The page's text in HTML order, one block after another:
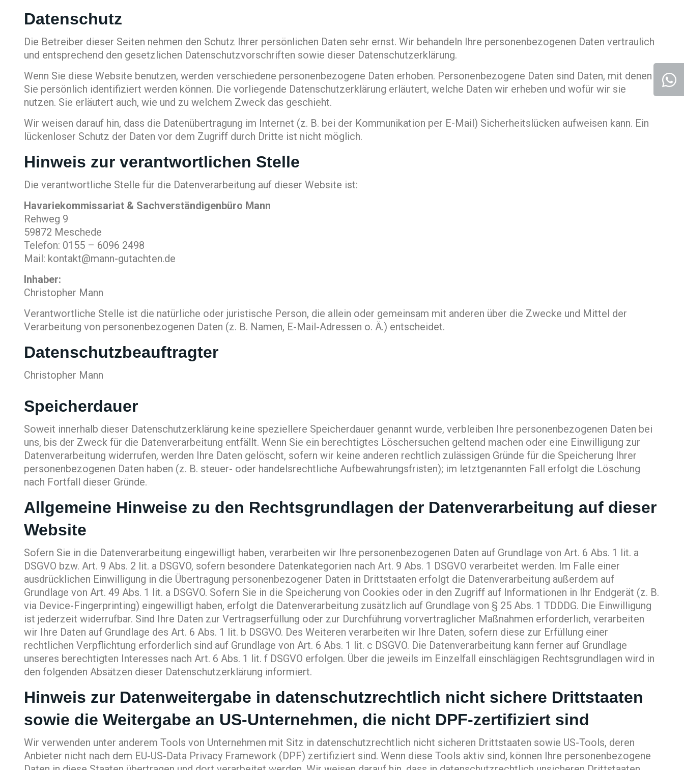
Datenschutz
Die Betreiber dieser Seiten nehmen den Schutz Ihrer persönlichen Daten sehr ernst. Wir behandeln Ihre personenbezogenen Daten vertraulich
und entsprechend den gesetzlichen Datenschutzvorschriften sowie dieser Datenschutzerklärung.
Wenn Sie diese Website benutzen, werden verschiedene personenbezogene Daten erhoben. Personenbezogene Daten sind Daten, mit denen
Sie persönlich identifiziert werden können. Die vorliegende Datenschutzerklärung erläutert, welche Daten wir erheben und wofür wir sie
nutzen. Sie erläutert auch, wie und zu welchem Zweck das geschieht.
Wir weisen darauf hin, dass die Datenübertragung im Internet (z. B. bei der Kommunikation per E-Mail) Sicherheitslücken aufweisen kann. Ein
lückenloser Schutz der Daten vor dem Zugriff durch Dritte ist nicht möglich.
Hinweis zur verantwortlichen Stelle
Die verantwortliche Stelle für die Datenverarbeitung auf dieser Website ist:
Havariekommissariat & Sachverständigenbüro Mann
Rehweg 9
59872 Meschede
Telefon: 0155 – 6096 2498
Mail: kontakt@mann-gutachten.de
Inhaber:
Christopher Mann
Verantwortliche Stelle ist die natürliche oder juristische Person, die allein oder gemeinsam mit anderen über die Zwecke und Mittel der
Verarbeitung von personenbezogenen Daten (z. B. Namen, E-Mail-Adressen o. Ä.) entscheidet.
Datenschutzbeauftragter
Christopher Mann
Speicherdauer
Soweit innerhalb dieser Datenschutzerklärung keine speziellere Speicherdauer genannt wurde, verbleiben Ihre personenbezogenen Daten bei
uns, bis der Zweck für die Datenverarbeitung entfällt. Wenn Sie ein berechtigtes Löschersuchen geltend machen oder eine Einwilligung zur
Datenverarbeitung widerrufen, werden Ihre Daten gelöscht, sofern wir keine anderen rechtlich zulässigen Gründe für die Speicherung Ihrer
personenbezogenen Daten haben (z. B. steuer- oder handelsrechtliche Aufbewahrungsfristen); im letztgenannten Fall erfolgt die Löschung
nach Fortfall dieser Gründe.
Allgemeine Hinweise zu den Rechtsgrundlagen der Datenverarbeitung auf dieser
Website
Sofern Sie in die Datenverarbeitung eingewilligt haben, verarbeiten wir Ihre personenbezogenen Daten auf Grundlage von Art. 6 Abs. 1 lit. a
DSGVO bzw. Art. 9 Abs. 2 lit. a DSGVO, sofern besondere Datenkategorien nach Art. 9 Abs. 1 DSGVO verarbeitet werden. Im Falle einer
ausdrücklichen Einwilligung in die Übertragung personenbezogener Daten in Drittstaaten erfolgt die Datenverarbeitung außerdem auf
Grundlage von Art. 49 Abs. 1 lit. a DSGVO. Sofern Sie in die Speicherung von Cookies oder in den Zugriff auf Informationen in Ihr Endgerät (z. B.
via Device-Fingerprinting) eingewilligt haben, erfolgt die Datenverarbeitung zusätzlich auf Grundlage von § 25 Abs. 1 TDDDG. Die Einwilligung
ist jederzeit widerrufbar. Sind Ihre Daten zur Vertragserfüllung oder zur Durchführung vorvertraglicher Maßnahmen erforderlich, verarbeiten
wir Ihre Daten auf Grundlage des Art. 6 Abs. 1 lit. b DSGVO. Des Weiteren verarbeiten wir Ihre Daten, sofern diese zur Erfüllung einer
rechtlichen Verpflichtung erforderlich sind auf Grundlage von Art. 6 Abs. 1 lit. c DSGVO. Die Datenverarbeitung kann ferner auf Grundlage
unseres berechtigten Interesses nach Art. 6 Abs. 1 lit. f DSGVO erfolgen. Über die jeweils im Einzelfall einschlägigen Rechtsgrundlagen wird in
den folgenden Absätzen dieser Datenschutzerklärung informiert.
Hinweis zur Datenweitergabe in datenschutzrechtlich nicht sichere Drittstaaten
sowie die Weitergabe an US-Unternehmen, die nicht DPF-zertifiziert sind
Wir verwenden unter anderem Tools von Unternehmen mit Sitz in datenschutzrechtlich nicht sicheren Drittstaaten sowie US-Tools, deren
Anbieter nicht nach dem EU-US-Data Privacy Framework (DPF) zertifiziert sind. Wenn diese Tools aktiv sind, können Ihre personenbezogene